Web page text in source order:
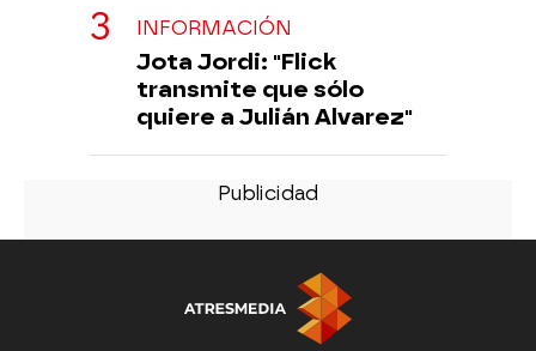
INFORMACIÓN
Jota Jordi: "Flick
transmite que sólo
quiere a Julián Alvarez"